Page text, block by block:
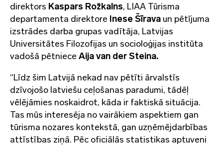
direktors Kaspars Rožkalns, LIAA Tūrisma
departamenta direktore Inese Šīrava un pētījuma
izstrādes darba grupas vadītāja, Latvijas
Universitātes Filozofijas un socioloģijas institūta
vadošā pētniece Aija van der Steina.
“Līdz šim Latvijā nekad nav pētīti ārvalstīs
dzīvojošo latviešu ceļošanas paradumi, tādēļ
vēlējāmies noskaidrot, kāda ir faktiskā situācija.
Tas mūs interesēja no vairākiem aspektiem gan
tūrisma nozares kontekstā, gan uzņēmējdarbības
attīstības ziņā. Pēc oficiālās statistikas aptuveni